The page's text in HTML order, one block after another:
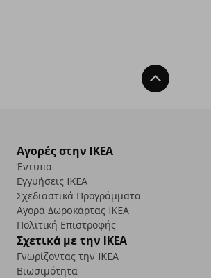
Back To Top
Αγορές στην IKEA
Έντυπα
Εγγυήσεις IKEA
Σχεδιαστικά Προγράμματα
Αγορά Δωρoκάρτας IKEA
Πολιτική Επιστροφής
Σχετικά με την IKEA
Γνωρίζοντας την IKEA
Βιωσιμότητα